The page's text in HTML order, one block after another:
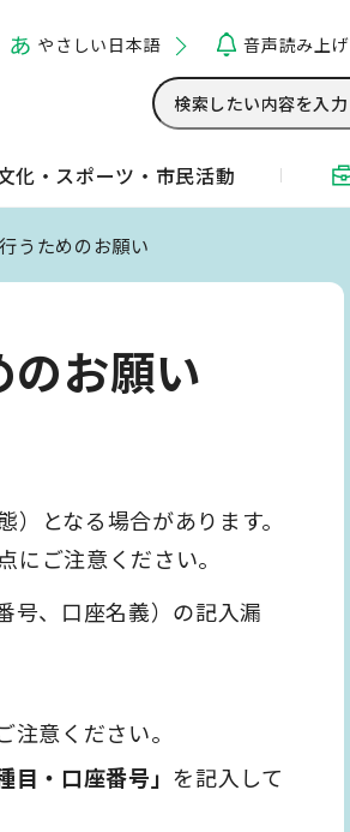
やさしい日本語 音声読み上げ
化・ スポーツ・ 市民活動
うためのお願い
お願い
となる場合があります。
ご注意ください。
号、口座名義）の記入漏
意ください。
目・口座番号」 を記入して